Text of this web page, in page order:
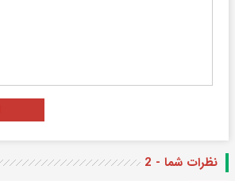
نظرات شما - 2